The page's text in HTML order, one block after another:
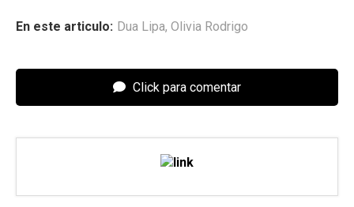
En este articulo: Dua Lipa, Olivia Rodrigo
Click para comentar